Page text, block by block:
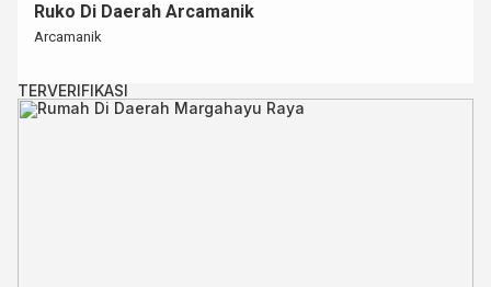
Ruko Di Daerah Arcamanik
Arcamanik
TERVERIFIKASI